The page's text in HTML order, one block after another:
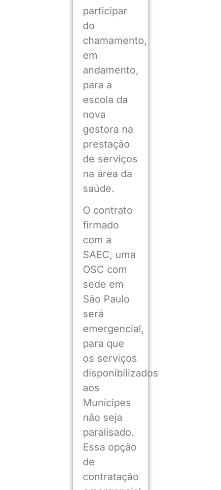
participar
do
chamamento,
em
andamento,
para a
escola da
nova
gestora na
prestação
de serviços
na área da
saúde.
O contrato
firmado
com a
SAEC, uma
OSC com
sede em
São Paulo
será
emergencial,
para que
os serviços
disponibilizados
aos
Munícipes
não seja
paralisado.
Essa opção
de
contratação